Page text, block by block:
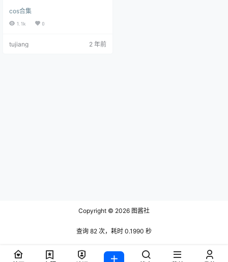
n] Aug 2022 [46P-538MB] NO.03
[Patreon] Oct 2022 [14P-207MB]
eos [13P8V-548MB] NO.06…
cos合集
1.1k 0
tujiang 2 年前
Copyright © 2026 图酱社
查询 82 次，耗时 0.1990 秒